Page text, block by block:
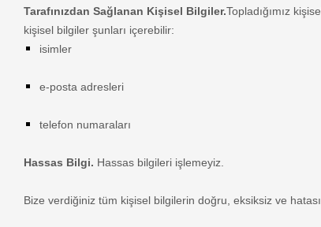
Tarafınızdan Sağlanan Kişisel Bilgiler.Topladığımız
kişisel bilgiler şunları içerebilir:
isimler
e-posta adresleri
telefon numaraları
Hassas Bilgi. Hassas bilgileri işlemeyiz.
Bize verdiğiniz tüm kişisel bilgilerin doğru, eksiksiz ve